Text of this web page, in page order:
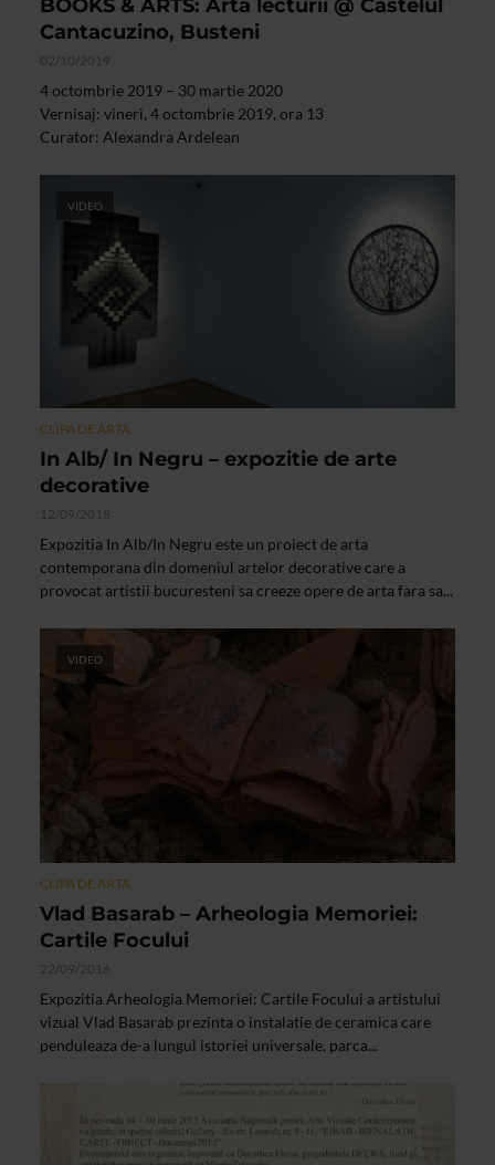
BOOKS & ARTS: Arta lecturii @ Castelul
Cantacuzino, Busteni
02/10/2019
4 octombrie 2019 – 30 martie 2020
Vernisaj: vineri, 4 octombrie 2019, ora 13
Curator: Alexandra Ardelean
VIDEO
CLIPA DE ARTA
In Alb/ In Negru – expozitie de arte
decorative
12/09/2018
Expozitia In Alb/In Negru este un proiect de arta
contemporana din domeniul artelor decorative care a
provocat artistii bucuresteni sa creeze opere de arta fara sa...
VIDEO
CLIPA DE ARTA
Vlad Basarab – Arheologia Memoriei:
Cartile Focului
22/09/2016
Expozitia Arheologia Memoriei: Cartile Focului a artistului
vizual Vlad Basarab prezinta o instalatie de ceramica care
penduleaza de-a lungul istoriei universale, parca...